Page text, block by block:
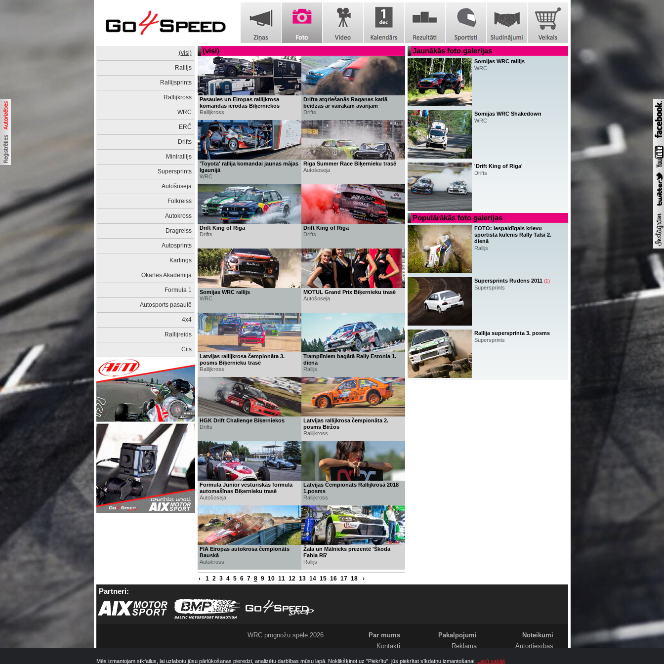
(visi)
Rallijs
Rallijsprints
Rallijkross
WRC
ERČ
Drifts
Minirallijs
Supersprints
Autošoseja
Folkreiss
Autokross
Dragreiss
Autosprints
Kartings
Okartes Akadēmija
Formula 1
Autosports pasaulē
4x4
Rallijreids
Cits
(visi)
Pasaules un Eiropas rallijkrosa
komandas ierodas Biķerniekos
Rallijkross
Drifta atgriešanās Raganas katlā
beidzas ar vairākām avārijām
Drifts
'Toyota' rallija komandai jaunas mājas
Igaunijā
WRC
Riga Summer Race Biķernieku trasē
Autošoseja
Drift King of Riga
Drifts
Drift King of Riga
Drifts
Somijas WRC rallijs
WRC
MOTUL Grand Prix Biķernieku trasē
Autošoseja
Latvijas rallijkrosa čempionāta 3.
posms Biķernieku trasē
Rallijkross
Tramplīniem bagātā Rally Estonia 1.
diena
Rallijs
HGK Drift Challenge Biķerniekos
Drifts
Latvijas rallijkrosa čempionāta 2.
posms Biržos
Rallijkross
Formula Junior vēsturiskās formula
automašīnas Biķernieku trasē
Autošoseja
Latvijas Čempionāts Rallijkrosā 2018
1.posms
Rallijkross
FIA Eiropas autokrosa čempionāts
Bauskā
Autokross
Žala un Mālnieks prezentē 'Škoda
Fabia R5'
Rallijs
‹ 1 2 3 4 5 6 7 8 9 10 11 12 13 14 15 16 17 18 ›
Jaunākās foto galerijas
Somijas WRC rallijs
WRC
Somijas WRC Shakedown
WRC
'Drift King of Riga'
Drifts
Populārākās foto galerijas
FOTO: Iespaidīgais krievu
sportista kūlenis Rally Talsi 2.
dienā
Rallijs
Supersprints Rudens 2011 (1)
Supersprints
Rallija supersprinta 3. posms
Supersprints
Partneri:
WRC prognožu spēle 2026
Par mums
Kontakti
Pakalpojumi
Reklāma
Noteikumi
Autortiesības
Mēs izmantojam sīkfailus, lai uzlabotu jūsu pārlūkošanas pieredzi, analizētu darbības mūsu lapā. Noklikšķinot uz "Piekrītu", jūs piekrītat sīkdatņu izmantošanai. Lasīt vairāk